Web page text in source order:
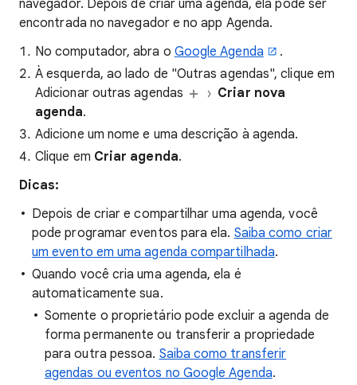
navegador. Depois de criar uma agenda, ela pode ser
encontrada no navegador e no app Agenda.
No computador, abra o Google Agenda
.
À esquerda, ao lado de "Outras agendas", clique em
Adicionar outras agendas
Criar nova
agenda.
Adicione um nome e uma descrição à agenda.
Clique em Criar agenda.
Dicas:
Depois de criar e compartilhar uma agenda, você
pode programar eventos para ela. Saiba como criar
um evento em uma agenda compartilhada.
Quando você cria uma agenda, ela é
automaticamente sua.
Somente o proprietário pode excluir a agenda de
forma permanente ou transferir a propriedade
para outra pessoa. Saiba como transferir
agendas ou eventos no Google Agenda.